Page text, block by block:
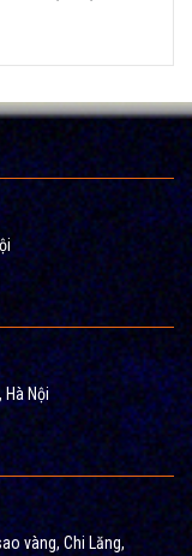
thụ hơn vào cơ thể.
tác nhân oxy
thể, loại bỏ các tác
khả năng kháng
cần thiết cho
8., làm vị nước
chất Flo và tạo vị
triển của vi
âm bổ sung cho
Nội
vàng, Chi Lăng,